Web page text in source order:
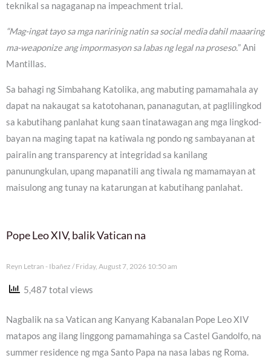
teknikal sa nagaganap na impeachment trial.
“Mag-ingat tayo sa mga naririnig natin sa social media dahil maaaring
ma-weaponize ang impormasyon sa labas ng legal na proseso.” Ani
Mantillas.
Sa bahagi ng Simbahang Katolika, ang mabuting pamamahala ay
dapat na nakaugat sa katotohanan, pananagutan, at paglilingkod
sa kabutihang panlahat kung saan tinatawagan ang mga lingkod-
bayan na maging tapat na katiwala ng pondo ng sambayanan at
pairalin ang transparency at integridad sa kanilang
panunungkulan, upang mapanatili ang tiwala ng mamamayan at
maisulong ang tunay na katarungan at kabutihang panlahat.
Pope Leo XIV, balik Vatican na
Reyn Letran - Ibañez Friday, August 7, 2026 10:50 am
5,487 total views
Nagbalik na sa Vatican ang Kanyang Kabanalan Pope Leo XIV
matapos ang ilang linggong pamamahinga sa Castel Gandolfo, na
summer residence ng mga Santo Papa na nasa labas ng Roma.